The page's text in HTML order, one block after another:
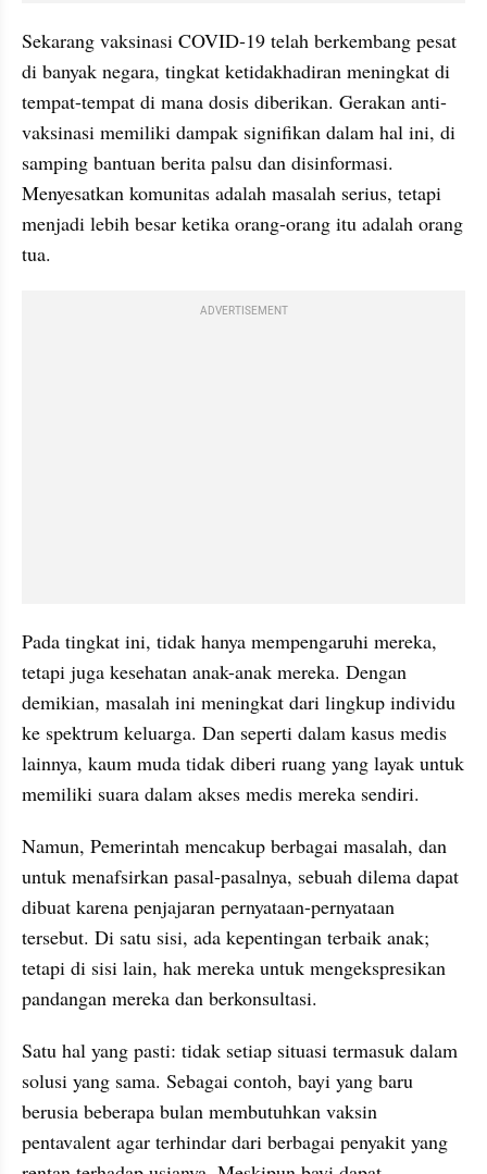
Sekarang vaksinasi COVID-19 telah berkembang pesat
di banyak negara, tingkat ketidakhadiran meningkat di
tempat-tempat di mana dosis diberikan. Gerakan anti-
vaksinasi memiliki dampak signifikan dalam hal ini, di
samping bantuan berita palsu dan disinformasi.
Menyesatkan komunitas adalah masalah serius, tetapi
menjadi lebih besar ketika orang-orang itu adalah orang
tua.
ADVERTISEMENT
Pada tingkat ini, tidak hanya mempengaruhi mereka,
tetapi juga kesehatan anak-anak mereka. Dengan
demikian, masalah ini meningkat dari lingkup individu
ke spektrum keluarga. Dan seperti dalam kasus medis
lainnya, kaum muda tidak diberi ruang yang layak untuk
memiliki suara dalam akses medis mereka sendiri.
Namun, Pemerintah mencakup berbagai masalah, dan
untuk menafsirkan pasal-pasalnya, sebuah dilema dapat
dibuat karena penjajaran pernyataan-pernyataan
tersebut. Di satu sisi, ada kepentingan terbaik anak;
tetapi di sisi lain, hak mereka untuk mengekspresikan
pandangan mereka dan berkonsultasi.
Satu hal yang pasti: tidak setiap situasi termasuk dalam
solusi yang sama. Sebagai contoh, bayi yang baru
berusia beberapa bulan membutuhkan vaksin
pentavalent agar terhindar dari berbagai penyakit yang